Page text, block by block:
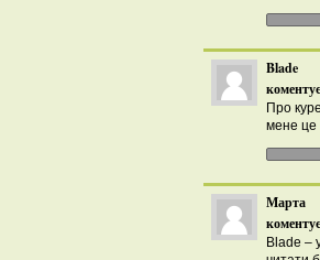
Blade
Про
мене це
Марта
Blade –